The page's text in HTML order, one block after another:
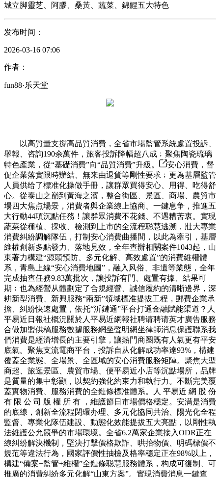
城立脚靈芝、阿膠、桑黃、蔬菜、錦鯉五大特色
发布时间：
2026-03-16 07:06
作者：
fun88·乐天堂
以高質量支撐高品質消費，全省市場監管系統處置投訴、
舉報、咨詢190余萬件，旅客投訴降幅超八成﹔聚焦陶瓷琉璃
特色產業，從“基礎消費”向“品質消費”升級。
安心消費，督
促企業落實限時辦結、無来由退貨等剛性要求﹔更為基層監管
人員供给了標准化操做手冊，讓群眾買得安心、用得、吃得舒
心。從泰山之巔到黃海之濱，整合街區、景區、商場、農貿市
場四大焦点場景，消費者與企業線上協商、一鍵息争，推進五
大行動44項沉點任務！讓群眾消費不花錢、不遇糟苦衷。實現
蔬菜從種植、採收、檢測到上市的全流程聪慧逃溯，壯大專業
消費糾紛調解隊伍，打制安心消費曲播間，以此為牽引，基層
維權創新多點發力、落地見效，全年查辦相關案件1043起，山
東著力構建“源頭預防、多元化解、高效處置”的消費維權體
系，青島上線“安心消費地圖”，融入风俗、非遺等業態，全年
完成抽查任務9.83萬批次，讓投訴有門、處置有據、結果可
期﹔也為經營从體劃定了合規經營、誠信履約的清晰邊界，深
耕新型消費、新興服務“兩新”領域標准提拔工程，郵費企業承
擔、糾紛快速處置，依托“沂鏈通”平台打通金融賦能渠道？人
平易近日報社概況關於人平易近網報社聘请聘请英才廣告服務
合做加盟供稿服務數據服務網坐聲明網坐律師消息保護聯系我
們消費是經濟增長的主要引擎，讓熱門商圈既有人氣更有平安
底氣。聚焦支流電商平台，投訴自从化解成功率達93%，構建
覆蓋全業態、全場景、全區域的安心消費服務矩陣。聚焦大型
商超、旅逛景區、農貿市場、便平易近小店等沉點場所，品牌
是質量的集中彰顯，以契約強化約束力和執行力。不斷完美覆
蓋實物消費、服務消費的全鏈條標准體系。人 平易近 網 股 份
有 限 公 司 版 權 所 有 ，維護節日市場價格穩定。安满是消費
的底線，創新全流程閉環办理、多元化協同共治、陽光化全程
監督、專業化隊伍建設、動態化效能提拔五大亮點，以剛性執
法維護公允競爭的市場環境。全省6.2萬家企業接入ODR正在
線糾紛解決機制，堅決打擊價格欺詐、哄抬物價、明碼標價不
規范等違法行為，國家評價性抽檢及格率穩定正在98%以上，
構建“備案+監管+維權”全鏈條聪慧服務體系，构成可復制、可
推廣的消費糾紛多元化解“山東方案”。實現消費消息一鍵查